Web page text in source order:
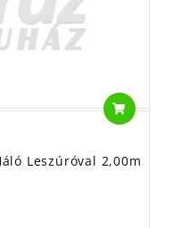
Leszúróval 2,00m